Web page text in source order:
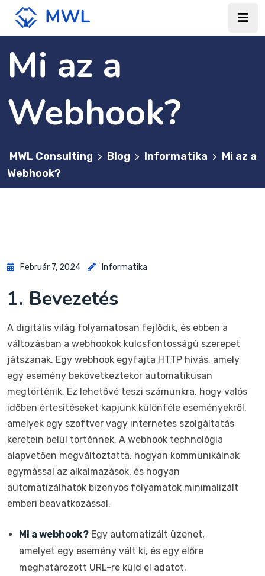
Mi az a
Webhook?
MWL Consulting > Blog > Informatika > Mi az a
Webhook?
Február 7, 2024 Informatika
1. Bevezetés
A digitális világ folyamatosan fejlődik, és ebben a
változásban a webhookok kulcsfontosságú szerepet
játszanak. Egy webhook egyfajta HTTP hívás, amely
egy esemény bekövetkeztekor automatikusan
megtörténik. Ez lehetővé teszi számunkra, hogy valós
időben értesítéseket kapjunk különféle eseményekről,
amelyek egy szoftver vagy internetes szolgáltatás
keretein belül történnek. A webhook technológia
alapvetően megváltoztatta, hogyan kommunikálnak
egymással az alkalmazások, és hogyan
automatizálhatók bizonyos folyamatok minimalizált
emberi beavatkozással.
Mi a webhook? Egy automatizált üzenet,
amelyet egy esemény vált ki, és egy előre
meghatározott URL-re küld el adatot.